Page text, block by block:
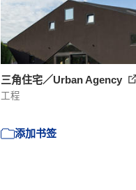
三角住宅／Urban Agency
工程
添加书签